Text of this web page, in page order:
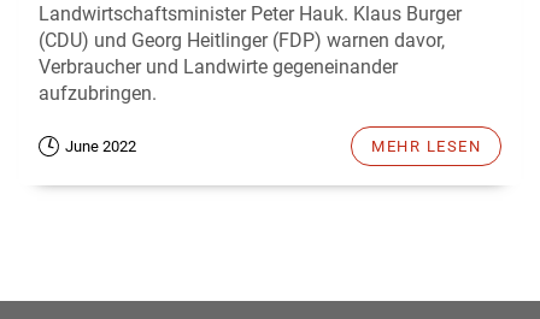
Landwirtschaftsminister Peter Hauk. Klaus Burger
(CDU) und Georg Heitlinger (FDP) warnen davor,
Verbraucher und Landwirte gegeneinander
aufzubringen.
June 2022 MEHR LESEN